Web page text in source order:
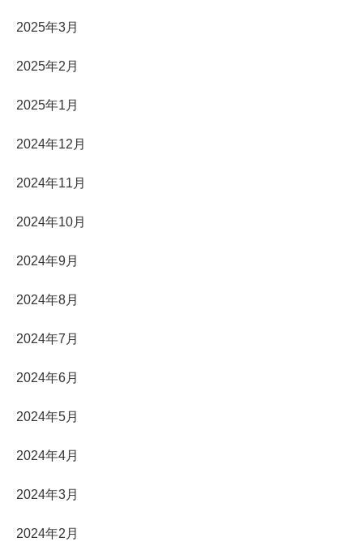
2025年3月
2025年2月
2025年1月
2024年12月
2024年11月
2024年10月
2024年9月
2024年8月
2024年7月
2024年6月
2024年5月
2024年4月
2024年3月
2024年2月